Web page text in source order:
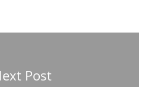
Post